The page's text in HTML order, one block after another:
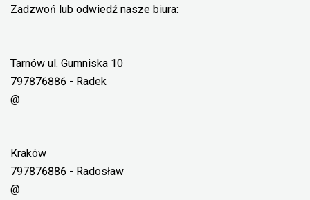
Zadzwoń lub odwiedź nasze biura:
Tarnów ul. Gumniska 10
797876886 - Radek
@
Kraków
797876886 - Radosław
@